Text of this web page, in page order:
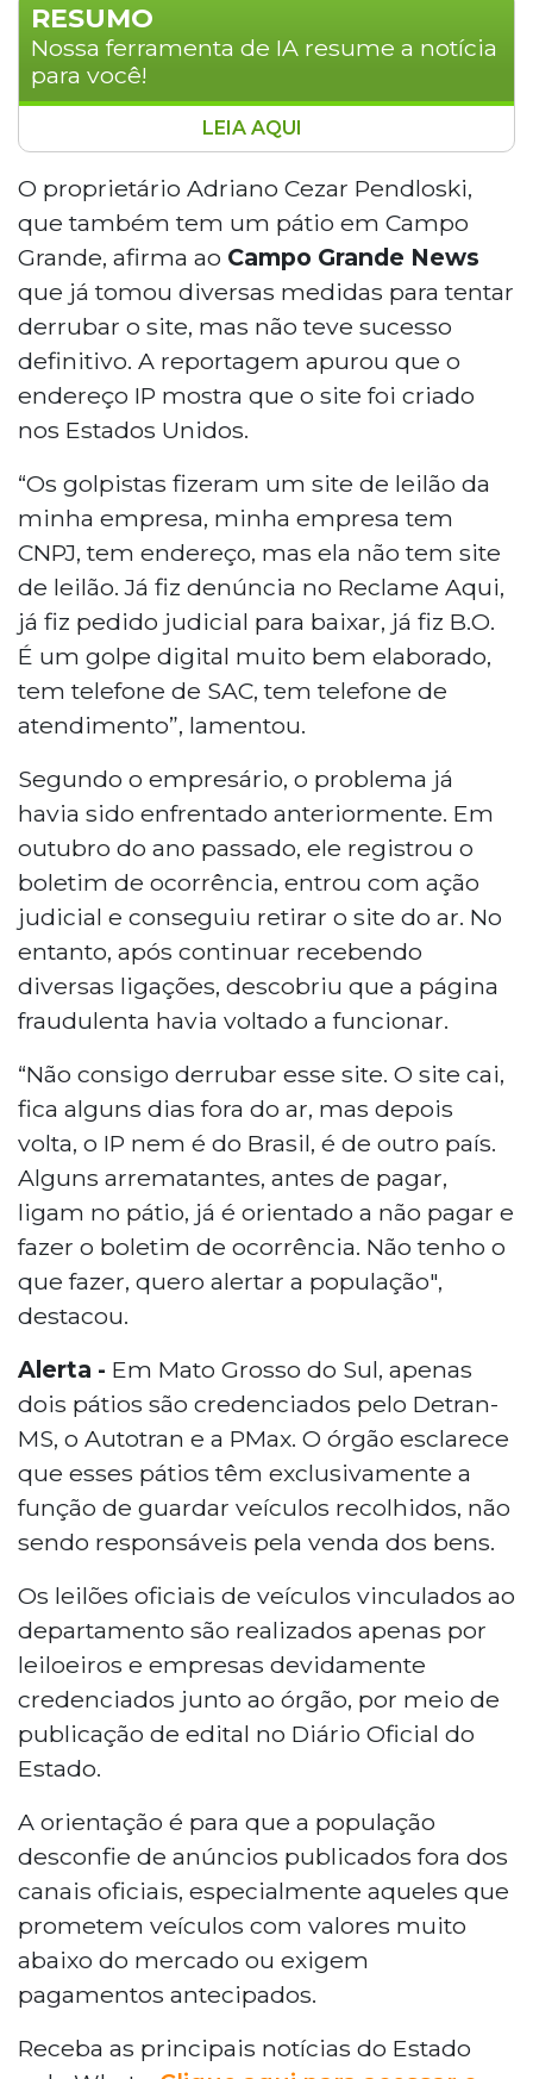
RESUMO
Nossa ferramenta de IA resume a notícia
para você!
Criminosos criaram um site falso
simulando leilões de veículos com dados
reais da empresa Autotran, pátio
credenciado pelo Detran-MS em
Dourados. O proprietário Adriano
Pendloski registrou boletim de ocorrência
e obteve decisão judicial, mas o site
retorna periodicamente. O Detran-MS
alerta que leilões oficiais são realizados
apenas por leiloeiros credenciados,
mediante edital no Diário Oficial, e orienta
a população a desconfiar de anúncios
fora dos canais oficiais.
LEIA AQUI
O proprietário Adriano Cezar Pendloski,
que também tem um pátio em Campo
Grande, afirma ao Campo Grande News
que já tomou diversas medidas para tentar
derrubar o site, mas não teve sucesso
definitivo. A reportagem apurou que o
endereço IP mostra que o site foi criado
nos Estados Unidos.
“Os golpistas fizeram um site de leilão da
minha empresa, minha empresa tem
CNPJ, tem endereço, mas ela não tem site
de leilão. Já fiz denúncia no Reclame Aqui,
já fiz pedido judicial para baixar, já fiz B.O.
É um golpe digital muito bem elaborado,
tem telefone de SAC, tem telefone de
atendimento”, lamentou.
Segundo o empresário, o problema já
havia sido enfrentado anteriormente. Em
outubro do ano passado, ele registrou o
boletim de ocorrência, entrou com ação
judicial e conseguiu retirar o site do ar. No
entanto, após continuar recebendo
diversas ligações, descobriu que a página
fraudulenta havia voltado a funcionar.
“Não consigo derrubar esse site. O site cai,
fica alguns dias fora do ar, mas depois
volta, o IP nem é do Brasil, é de outro país.
Alguns arrematantes, antes de pagar,
ligam no pátio, já é orientado a não pagar e
fazer o boletim de ocorrência. Não tenho o
que fazer, quero alertar a população",
destacou.
Alerta - Em Mato Grosso do Sul, apenas
dois pátios são credenciados pelo Detran-
MS, o Autotran e a PMax. O órgão esclarece
que esses pátios têm exclusivamente a
função de guardar veículos recolhidos, não
sendo responsáveis pela venda dos bens.
Os leilões oficiais de veículos vinculados ao
departamento são realizados apenas por
leiloeiros e empresas devidamente
credenciados junto ao órgão, por meio de
publicação de edital no Diário Oficial do
Estado.
A orientação é para que a população
desconfie de anúncios publicados fora dos
canais oficiais, especialmente aqueles que
prometem veículos com valores muito
abaixo do mercado ou exigem
pagamentos antecipados.
Receba as principais notícias do Estado